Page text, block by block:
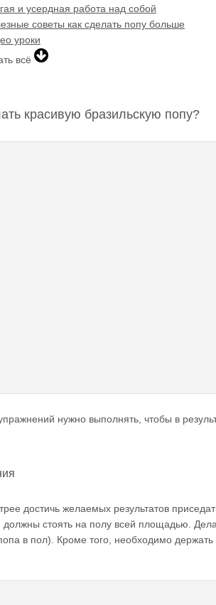
и усердная работа над собой
советы как сделать попу больше
уроки
всё
красивую бразильскую попу?
нужно выполнять, чтобы в
достичь желаемых результатов
должны стоять на полу всей площадью.
в пол). Кроме того, необходимо держать